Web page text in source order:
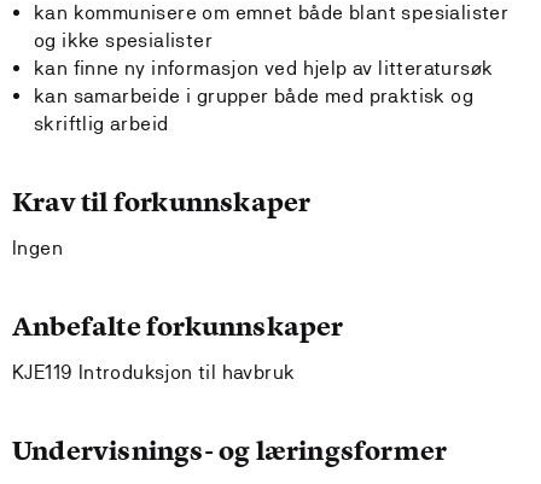
kan kommunisere om emnet både blant spesialister
og ikke spesialister
kan finne ny informasjon ved hjelp av litteratursøk
kan samarbeide i grupper både med praktisk og
skriftlig arbeid
Krav til forkunnskaper
Ingen
Anbefalte forkunnskaper
KJE119 Introduksjon til havbruk
Undervisnings- og læringsformer